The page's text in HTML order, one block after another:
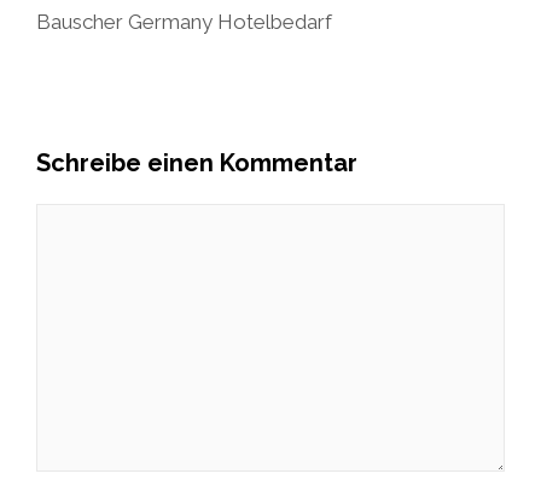
Bauscher Germany Hotelbedarf
Schreibe einen Kommentar